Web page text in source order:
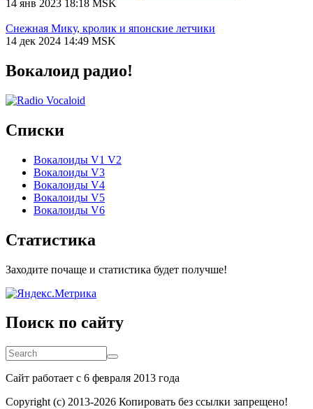
14 янв 2023 18:18 MSK
Снежная Мику, кролик и японские летчики
14 дек 2024 14:49 MSK
Вокалоид радио!
Списки
Вокалоиды V1 V2
Вокалоиды V3
Вокалоиды V4
Вокалоиды V5
Вокалоиды V6
Статистика
Заходите почаще и статистика будет получше!
Поиск по сайту
Search
Search
Сайт работает с 6 февраля 2013 года
Copyright (c) 2013-2026 Копировать без ссылки запрещено!